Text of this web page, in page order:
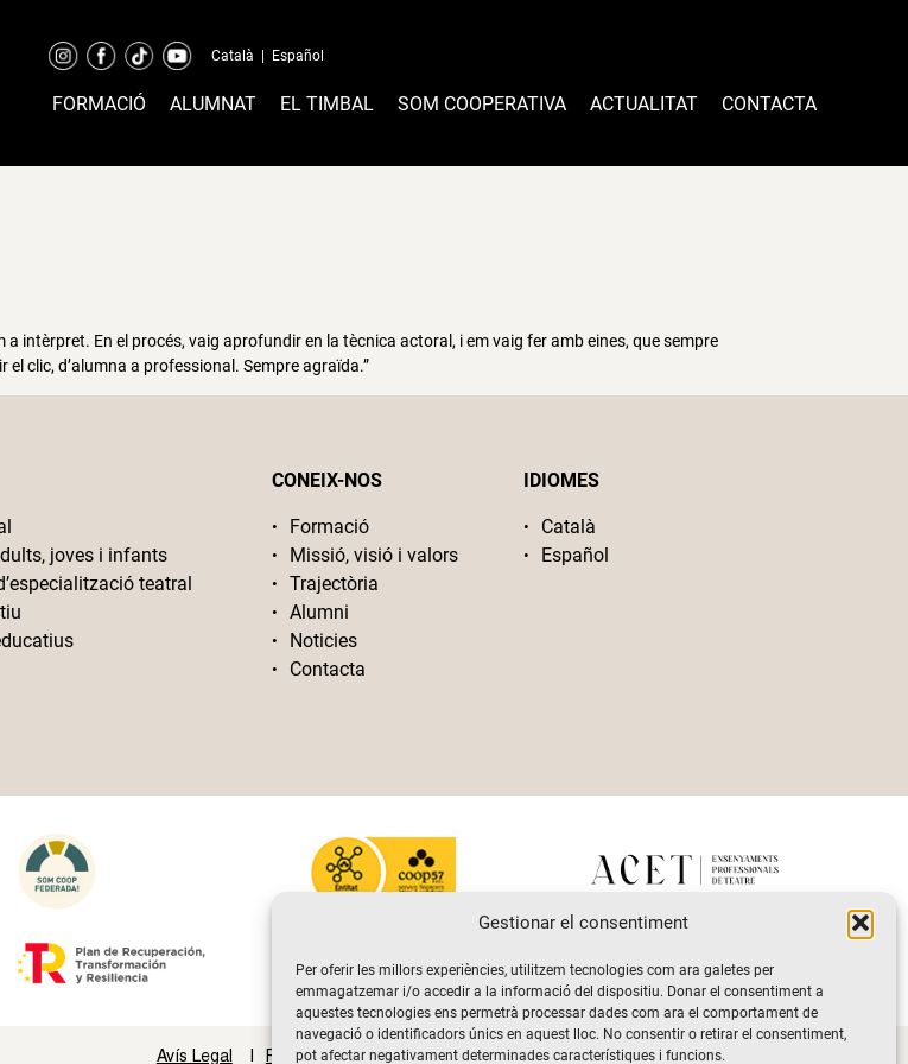
Gestionar el consentiment
Per oferir les millors experiències, utilitzem tecnologies com ara galetes per
emmagatzemar i/o accedir a la informació del dispositiu. Donar el consentiment a
aquestes tecnologies ens permetrà processar dades com ara el comportament de
navegació o identificadors únics en aquest lloc. No consentir o retirar el consentiment,
pot afectar negativament determinades característiques i funcions.
Català Español
FORMACIÓ ALUMNAT EL TIMBAL SOM COOPERATIVA ACTUALITAT CONTACTA
intèrpret. En el procés, vaig aprofundir en la tècnica actoral, i em vaig fer amb eines, que sempre
clic, d’alumna a professional. Sempre agraïda.”
joves i infants
teatral
CONEIX-NOS
Formació
Missió, visió i valors
Trajectòria
Alumni
Noticies
Contacta
IDIOMES
Català
Español
Avís Legal Politica de Privacitat i de protecció de dades Politica de Cookies